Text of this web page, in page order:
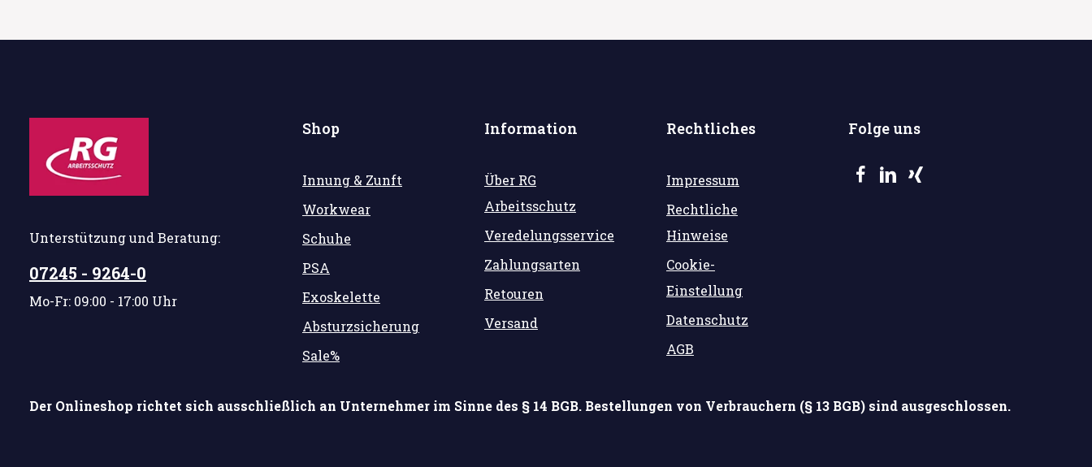
Unterstützung und Beratung:
07245 - 9264-0
Mo-Fr: 09:00 - 17:00 Uhr
Shop
Innung & Zunft
Workwear
Schuhe
PSA
Exoskelette
Absturzsicherung
Sale%
Information
Über RG
Arbeitsschutz
Veredelungsservice
Zahlungsarten
Retouren
Versand
Rechtliches
Impressum
Rechtliche
Hinweise
Cookie-
Einstellung
Datenschutz
AGB
Folge uns
Der Onlineshop richtet sich ausschließlich an Unternehmer im Sinne des § 14 BGB. Bestellungen von Verbrauchern (§ 13 BGB) sind ausgeschlossen.